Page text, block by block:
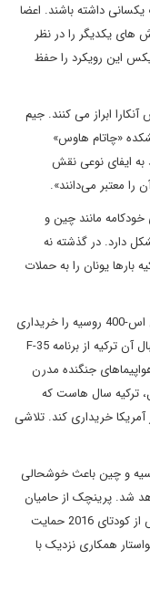
داشته باشند. اعضا
های یکدیگر را در نظر
این رویکرد را حفظ
ابراز می کنند. جیم
«چاتام هاوس»
ایفای نوعی نقش
معتبر می‌دانند».
مانند چین و
دارد. در گذشته نه
یونان را به حملات
با وجود هشدارها، همچنین نیز سامانه پدافند هوایی اس-400 روسیه را خریداری
کرد و مجبور شد هزینه زیادی برای آن بپردازد، به دنبال آن ترکیه از برنامه F-35
جنگنده مدرن
ترکیه سال هاست که
های اف-16 مدرن را از آمریکا خریداری کند. تلاشی
و چین باعث خوشحالی
شد. پرینچک از حامیان
دولت به شمار می رود و از پاکسازی ارتش ترکیه پس از کودتای 2016 حمایت
همکاری نزدیک با